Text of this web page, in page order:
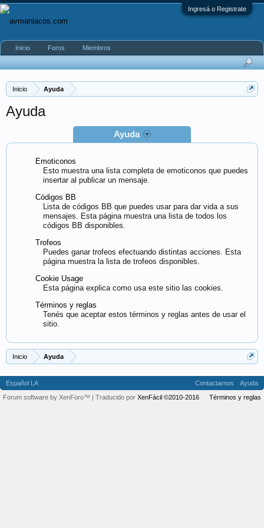
Ingresá o Registrate
Inicio Ayuda
Ayuda
Ayuda
Emoticonos
Esto muestra una lista completa de emoticonos que puedes
insertar al publicar un mensaje.
Códigos BB
Lista de códigos BB que puedes usar para dar vida a sus
mensajes. Esta página muestra una lista de todos los
códigos BB disponibles.
Trofeos
Puedes ganar trofeos efectuando distintas acciones. Esta
página muestra la lista de trofeos disponibles.
Cookie Usage
Esta página explica como usa este sitio las cookies.
Términos y reglas
Tenés que aceptar estos términos y reglas antes de usar el
sitio.
Inicio Ayuda
Inicio Foros Miembros
Español LA Contactarnos
Ayuda
Términos y reglas
Forum software by XenForo™ | Traducido por XenFácil ©2010-2016